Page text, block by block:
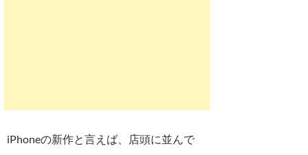
iPhoneの新作と言えば、店頭に並んで